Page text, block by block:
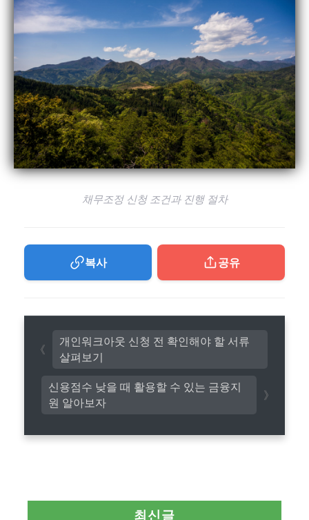
채무조정 신청 조건과 진행 절차
복사 공유
신용점수 낮을 때 활용할 수 있는 금융지
원 알아보자
개인워크아웃 신청 전 확인해야 할 서류
살펴보기
최신글